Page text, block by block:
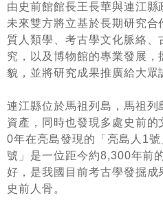
參
觀
展
覽
習
探
索
認
識
由史前館館長王長華與連江縣
未來雙方將立基於長期研究
質人類學、考古學文化脈絡
究，以及博物館的專業發展
貌，並將研究成果推廣給大眾
連江縣位於馬祖列島，馬祖
資產，同時也發現多處史前的
0年在亮島發現的「亮島人 1號
號」是一位距今約8,300年前
好，是我國目前考古學發掘成
史前人骨。